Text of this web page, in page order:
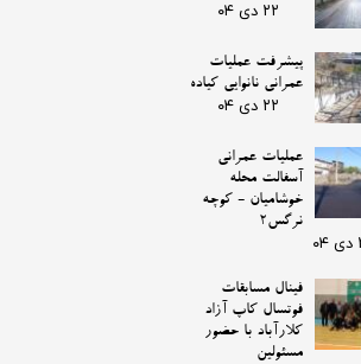
۲۲ دی ۰۴
پیشرفت عملیات
عمرانی نانوایی کیاده
۲۲ دی ۰۴
عملیات عمرانی
آسفالت محله
خوشامیان - کوچه
نرگس2
فینال مسابقات
فوتسال کاپ آزاد
کلارآباد با حضور
مسئولین